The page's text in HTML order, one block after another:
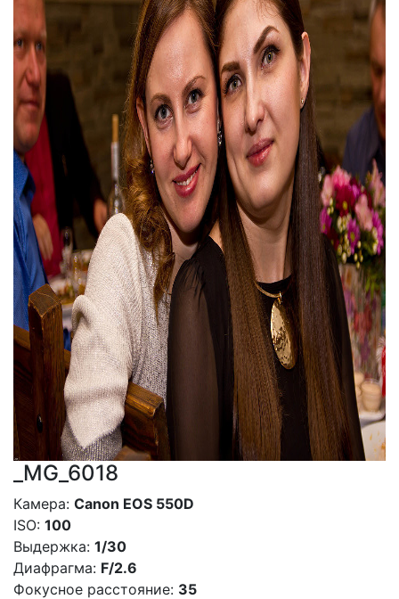
_MG_6018
Камера: Canon EOS 550D
ISO: 100
Выдержка: 1/30
Диафрагма: F/2.6
Фокусное расстояние: 35